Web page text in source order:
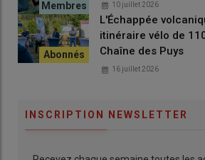
10 juillet 2026
L'Échappée
itinéraire vélo de
Chaîne des Puys
16 juillet 2026
INSCRIPTION NEWSLETTER